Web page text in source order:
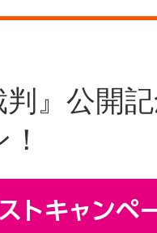
』公開